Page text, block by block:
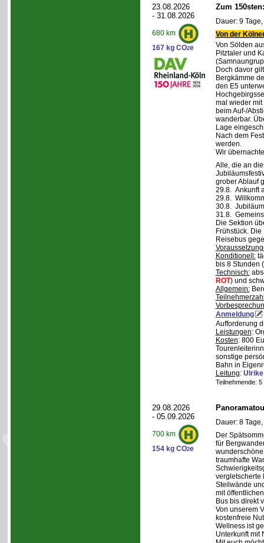
23.08.2026
- 31.08.2026
680 km
167 kg CO2e
Zum
Dauer: 9
Von der
Von Sölden
Pitztaler und
Doch davor
Bergkämme
den E5
mal wieder
beim Auf-/
wanderbar.
Lage
Nach dem
werden.
Wir
Alle, die an
grober Ablauf
29.8. Ankunft
29.8.
30.8.
31.8.
Die Sektion
Frühstück.
Reisebus
Konditionell:
bis 8 Stunden
Technisch:
ROT) und
Allgemein:
Anmeldung
Aufforderung
Leistungen:
Kosten: 800
sonstige
Bahn in
Leitung:
Teilnehmende:
29.08.2026
- 05.09.2026
700 km
154 kg CO2e
Dauer: 8
Der
für
traumhafte
vergletscherte
Steilwände
mit
Bus bis direkt
Von unserem
kostenfreie
Wellness ist
Unterkunft mit